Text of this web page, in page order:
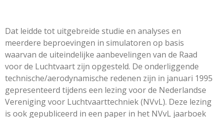
Dat leidde tot uitgebreide studie en analyses en
meerdere beproevingen in simulatoren op basis
waarvan de uiteindelijke aanbevelingen van de Raad
voor de Luchtvaart zijn opgesteld. De onderliggende
technische/aerodynamische redenen zijn in januari 1995
gepresenteerd tijdens een lezing voor de Nederlandse
Vereniging voor Luchtvaarttechniek (NVvL). Deze lezing
is ook gepubliceerd in een paper in het NVvL jaarboek